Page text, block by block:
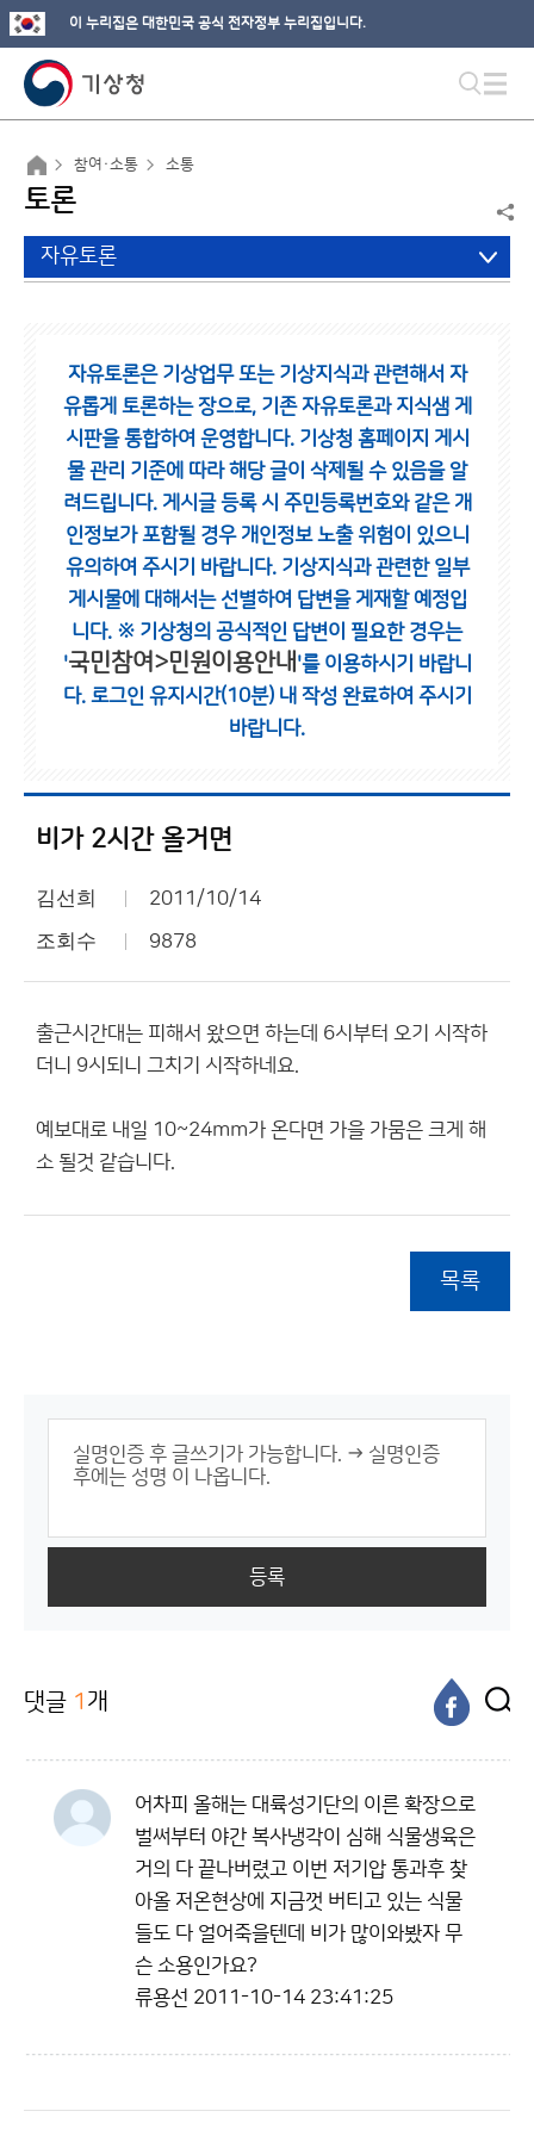
이 누리집은 대한민국 공식 전자정부 누리집입니다.
참여·소통 소통
토론
자유토론
자유토론은 기상업무 또는 기상지식과 관련해서 자
유롭게 토론하는 장으로, 기존 자유토론과 지식샘 게
시판을 통합하여 운영합니다. 기상청 홈페이지 게시
물 관리 기준에 따라 해당 글이 삭제될 수 있음을 알
려드립니다. 게시글 등록 시 주민등록번호와 같은 개
인정보가 포함될 경우 개인정보 노출 위험이 있으니
유의하여 주시기 바랍니다. 기상지식과 관련한 일부
게시물에 대해서는 선별하여 답변을 게재할 예정입
니다. ※ 기상청의 공식적인 답변이 필요한 경우는
'국민참여>민원이용안내 '를 이용하시기 바랍니
다. 로그인 유지시간(10분) 내 작성 완료하여 주시기
바랍니다.
비가 2시간 올거면
김선희 2011/10/14
조회수 9878
출근시간대는 피해서 왔으면 하는데 6시부터 오기 시작하
더니 9시되니 그치기 시작하네요.
예보대로 내일 10~24mm가 온다면 가을 가뭄은 크게 해
소 될것 같습니다.
목록
등록
댓글 1 개
어차피 올해는 대륙성기단의 이른 확장으로
벌써부터 야간 복사냉각이 심해 식물생육은
거의 다 끝나버렸고 이번 저기압 통과후 찾
아올 저온현상에 지금껏 버티고 있는 식물
들도 다 얼어죽을텐데 비가 많이와봤자 무
슨 소용인가요?
류용선 2011-10-14 23:41:25